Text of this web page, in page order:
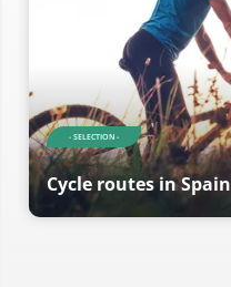
- SELECTION -
Cycle routes in Spain